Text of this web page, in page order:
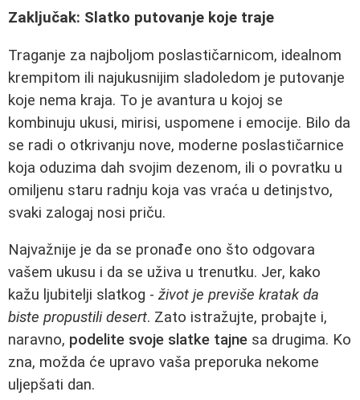
Zaključak: Slatko putovanje koje traje
Traganje za najboljom poslastičarnicom, idealnom
krempitom ili najukusnijim sladoledom je putovanje
koje nema kraja. To je avantura u kojoj se
kombinuju ukusi, mirisi, uspomene i emocije. Bilo da
se radi o otkrivanju nove, moderne poslastičarnice
koja oduzima dah svojim dezenom, ili o povratku u
omiljenu staru radnju koja vas vraća u detinjstvo,
svaki zalogaj nosi priču.
Najvažnije je da se pronađe ono što odgovara
vašem ukusu i da se uživa u trenutku. Jer, kako
kažu ljubitelji slatkog - život je previše kratak da
biste propustili desert. Zato istražujte, probajte i,
naravno, podelite svoje slatke tajne sa drugima. Ko
zna, možda će upravo vaša preporuka nekome
uljepšati dan.